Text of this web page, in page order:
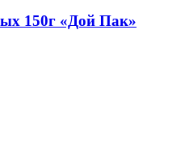
150г «Дой Пак»